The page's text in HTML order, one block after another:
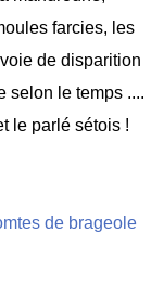
farcies, les
de disparition
selon le temps ....
le parlé sétois !
de brageole